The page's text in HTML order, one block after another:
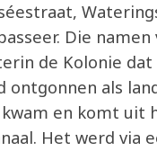
Die namen
de Kolonie
ontgonnen als
en komt uit
Het werd via